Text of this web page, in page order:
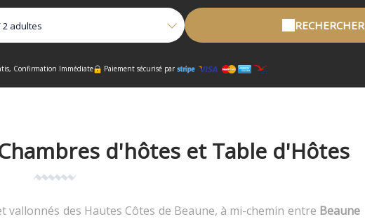
2 adultes RECHERCHER
Confirmation Immédiate Paiement sécurisé par
d'hôtes et Table d'Hôtes
vallonnés des Hautes Côtes de Beaune, à mi-chemin entre Beaune